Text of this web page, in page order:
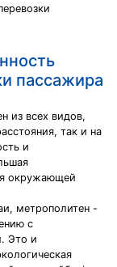
пассажира
из всех видов,
так и на
и
окружающей
метрополитен -
с
Это и